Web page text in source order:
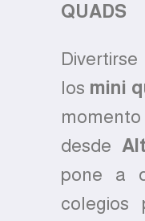
QUADS
los mini
momento
desde
pone a
colegios